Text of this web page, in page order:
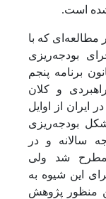
شده است.
مطالعه‌ای که با
بودجه‌ریزی
در راستای اجرای ماده 219 قانون برنامه پنجم
و کلان
ایران از اوایل
و شکل بودجه‌ریزی
سالانه و در
مطرح شد ولی
این شیوه به
منظور پژوهش